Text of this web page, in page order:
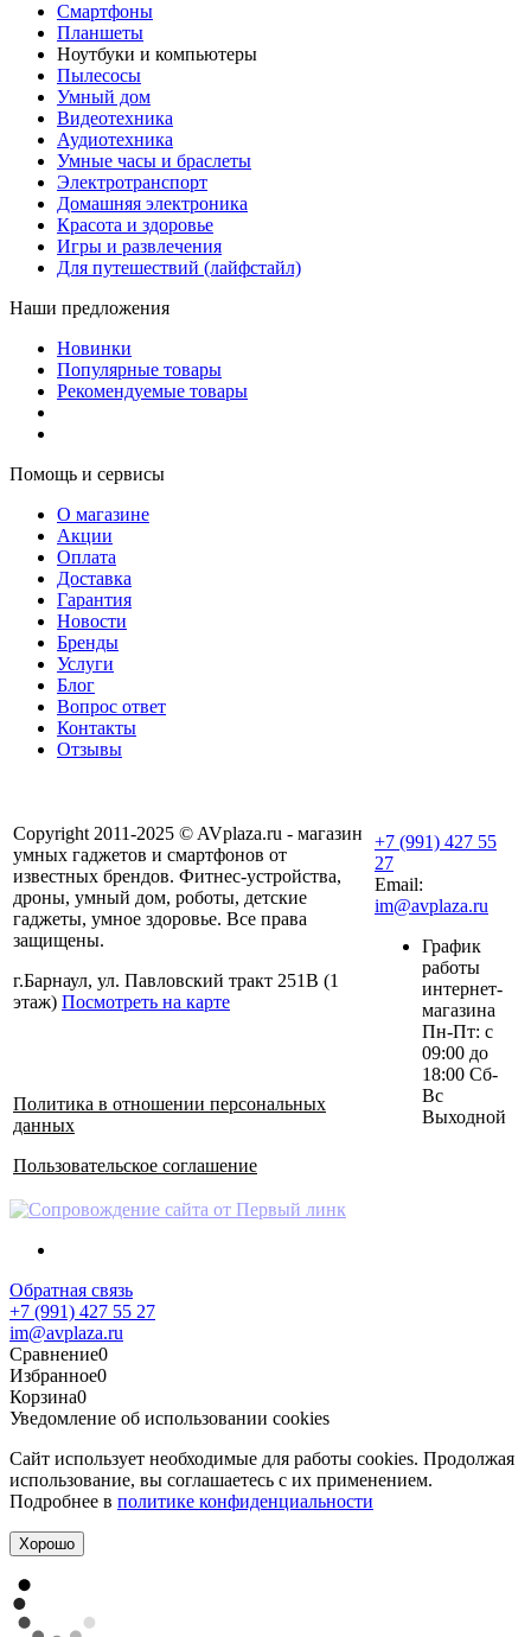
Смартфоны
Планшеты
Ноутбуки и компьютеры
Пылесосы
Умный дом
Видеотехника
Аудиотехника
Умные часы и браслеты
Электротранспорт
Домашняя электроника
Красота и здоровье
Игры и развлечения
Для путешествий (лайфстайл)
Наши предложения
Новинки
Популярные товары
Рекомендуемые товары
Помощь и сервисы
О магазине
Акции
Оплата
Доставка
Гарантия
Новости
Бренды
Услуги
Блог
Вопрос ответ
Контакты
Отзывы
Copyright 2011-2025 © AVplaza.ru - магазин
умных гаджетов и смартфонов от
известных брендов. Фитнес-устройства,
дроны, умный дом, роботы, детские
гаджеты, умное здоровье. Все права
защищены.
г.Барнаул, ул. Павловский тракт 251В (1
этаж) Посмотреть на карте
Политика в отношении персональных
данных
Пользовательское соглашение
+7 (991) 427 55
27
Email:
im@avplaza.ru
График
работы
интернет-
магазина
Пн-Пт: с
09:00 до
18:00 Сб-
Вс
Выходной
Обратная связь
+7 (991) 427 55 27
im@avplaza.ru
Сравнение0
Избранное0
Корзина0
Уведомление об использовании cookies
Сайт использует необходимые для работы cookies. Продолжая
использование, вы соглашаетесь с их применением.
Подробнее в политике конфиденциальности
Хорошо